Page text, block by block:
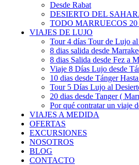
Desde Rabat
DESIERTO DEL
TODO MARRUECOS
VIAJES DE LUJO
Tour 4 días Tour de Lujo al
8 dias salida desde
8 dias Salida desde Fez a
Viaje 8 Días Lujo desde
10 dias desde Tánger
Tour 5 Días Lujo al
20 dias desde Tanger (
Por qué contratar un viaje
VIAJES A MEDIDA
OFERTAS
EXCURSIONES
NOSOTROS
BLOG
CONTACTO